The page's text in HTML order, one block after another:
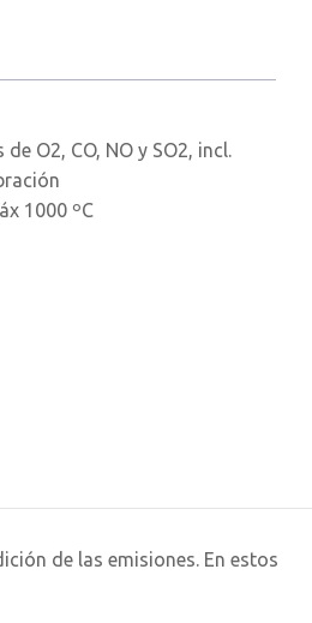
O2, CO, NO y SO2, incl.
1000 ºC
de las emisiones. En estos